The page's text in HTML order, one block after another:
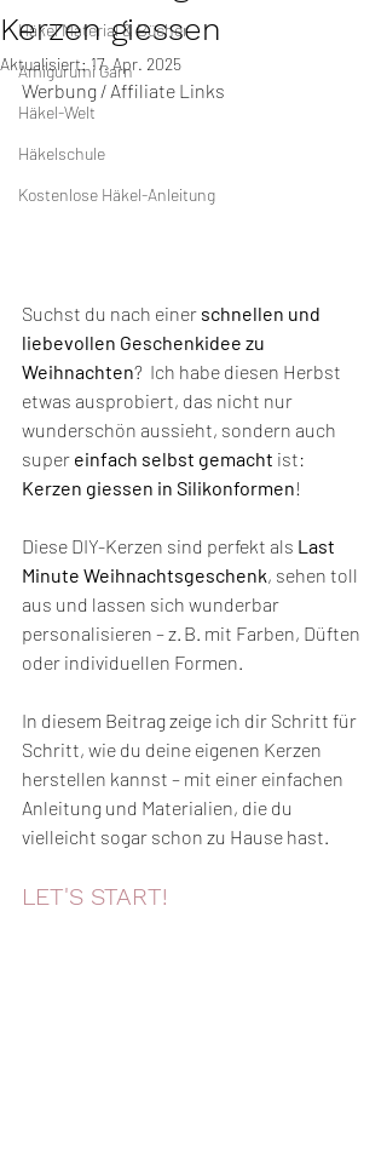
Häkel Material & Bücher
Amigurumi Garn
Häkel-Welt
Häkelschule
Kostenlose Häkel-Anleitung
Kerzen giessen
Aktualisiert:17. Apr. 2025
Werbung / Affiliate Links
Suchst du nach einer schnellen und
liebevollen Geschenkidee zu
Weihnachten?  Ich habe diesen Herbst
etwas ausprobiert, das nicht nur
wunderschön aussieht, sondern auch
super einfach selbst gemacht ist:
Kerzen giessen in Silikonformen!
Diese DIY-Kerzen sind perfekt als Last
Minute Weihnachtsgeschenk, sehen toll
aus und lassen sich wunderbar
personalisieren – z. B. mit Farben, Düften
oder individuellen Formen.
In diesem Beitrag zeige ich dir Schritt für
Schritt, wie du deine eigenen Kerzen
herstellen kannst – mit einer einfachen
Anleitung und Materialien, die du
vielleicht sogar schon zu Hause hast.
LET'S START!